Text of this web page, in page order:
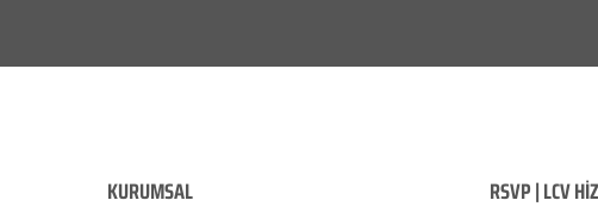
KURUMSAL RSVP | LCV